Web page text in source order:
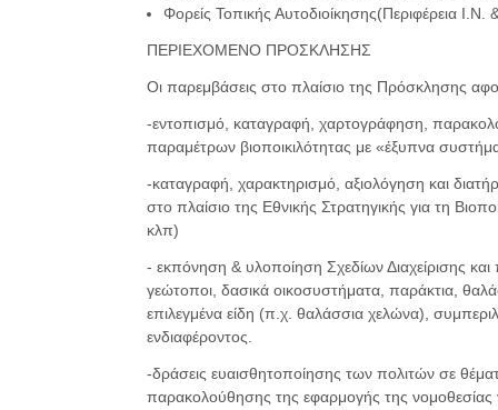
Φορείς Τοπικής Αυτοδιοίκησης(Περιφέρεια Ι.Ν.
ΠΕΡΙΕΧΟΜΕΝΟ ΠΡΟΣΚΛΗΣΗΣ
Οι παρεμβάσεις στο πλαίσιο της Πρόσκλησης
-εντοπισμό, καταγραφή, χαρτογράφηση,
παραμέτρων βιοποικιλότητας με «έξυπνα
-καταγραφή, χαρακτηρισμό, αξιολόγηση και
στο πλαίσιο της Εθνικής Στρατηγικής για τη
κλπ)
- εκπόνηση & υλοποίηση Σχεδίων Διαχείρισης
γεώτοποι, δασικά οικοσυστήματα, παράκτια,
επιλεγμένα είδη (π.χ. θαλάσσια χελώνα),
ενδιαφέροντος.
-δράσεις ευαισθητοποίησης των πολιτών σε
παρακολούθησης της εφαρμογής της νομοθεσίας